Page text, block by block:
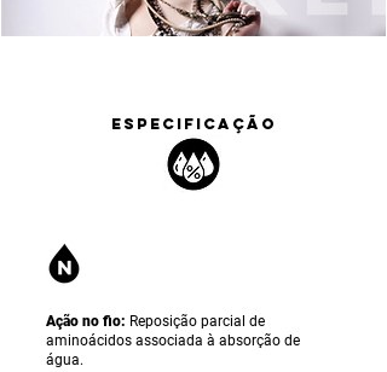
ESPECIFICAÇÃO
Ação no fio: Reposição parcial de
aminoácidos associada à absorção de
água.